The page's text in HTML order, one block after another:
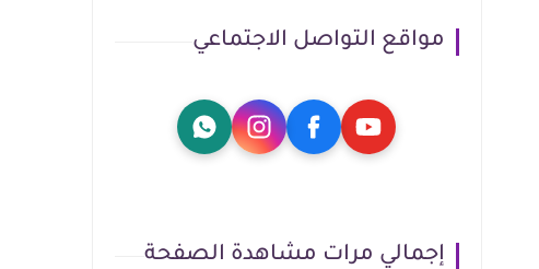
مواقع التواصل الاجتماعي
إجمالي مرات مشاهدة الصفحة